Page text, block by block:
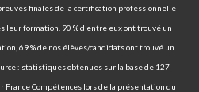
finales de la certification professionnelle
leur formation, 90 % d’entre eux ont trouvé un
69 % de nos élèves/candidats ont trouvé un
: statistiques obtenues sur la base de 127
Compétences lors de la présentation du